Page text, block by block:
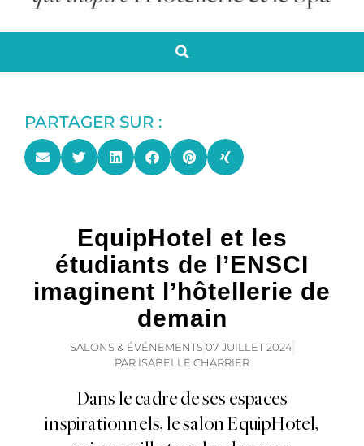
PARTAGER SUR :
EquipHotel et les
étudiants de l’ENSCI
imaginent l’hôtellerie de
demain
SALONS & ÉVÉNEMENTS 07 JUILLET 2024
PAR ISABELLE CHARRIER
Dans le cadre de ses espaces
inspirationnels, le salon EquipHotel,